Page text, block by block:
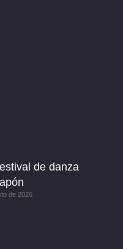
de danza
de 2026